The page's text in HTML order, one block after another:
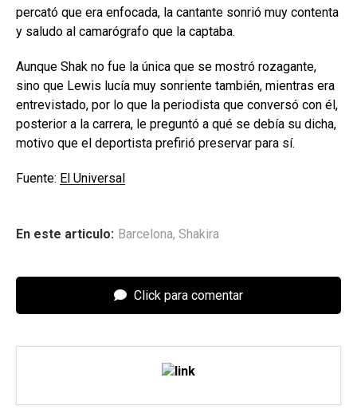
percató que era enfocada, la cantante sonrió muy contenta
y saludo al camarógrafo que la captaba.
Aunque Shak no fue la única que se mostró rozagante,
sino que Lewis lucía muy sonriente también, mientras era
entrevistado, por lo que la periodista que conversó con él,
posterior a la carrera, le preguntó a qué se debía su dicha,
motivo que el deportista prefirió preservar para sí.
Fuente: El Universal
En este articulo: Barcelona, Shakira
Click para comentar